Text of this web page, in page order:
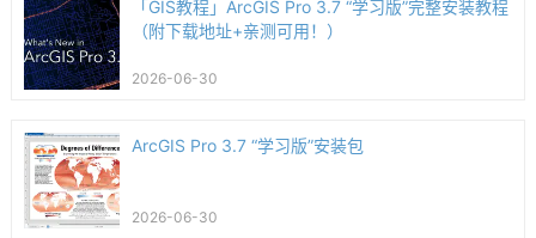
「GIS教程」ArcGIS Pro 3.7 “学习版”完整安装教程
（附下载地址+亲测可用！）
2026-06-30
ArcGIS Pro 3.7 “学习版”安装包
2026-06-30